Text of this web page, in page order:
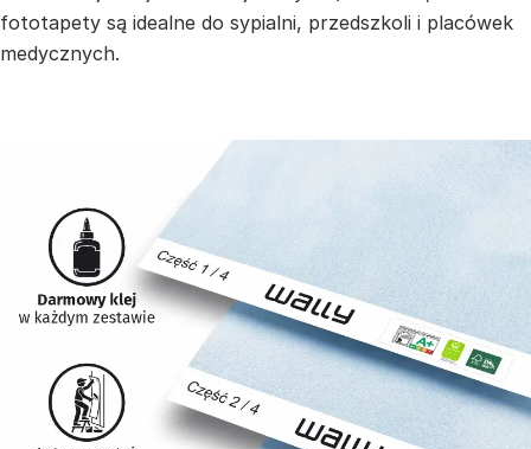
fototapety są idealne do sypialni, przedszkoli i placówek
medycznych.